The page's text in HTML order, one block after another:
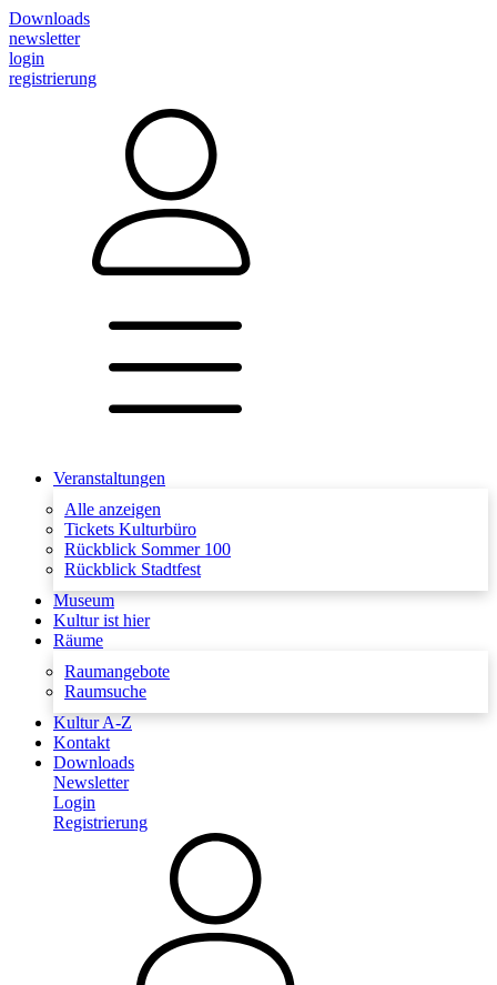
Downloads
newsletter
login
registrierung
Veranstaltungen
Alle anzeigen
Tickets Kulturbüro
Rückblick Sommer 100
Rückblick Stadtfest
Museum
Kultur ist hier
Räume
Raumangebote
Raumsuche
Kultur A-Z
Kontakt
Downloads
Newsletter
Login
Registrierung